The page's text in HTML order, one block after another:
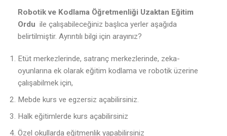
Robotik ve Kodlama Öğretmenliği Uzaktan Eğitim
Ordu ile çalışabileceğiniz başlıca yerler aşağıda
belirtilmiştir. Ayrıntılı bilgi için arayınız?
Etüt merkezlerinde, satranç merkezlerinde, zeka-
oyunlarına ek olarak eğitim kodlama ve robotik üzerine
çalışabilmek için,
Mebde kurs ve egzersiz açabilirsiniz.
Halk eğitimlerde kurs açabilirsiniz
Özel okullarda eğitmenlik yapabilirsiniz